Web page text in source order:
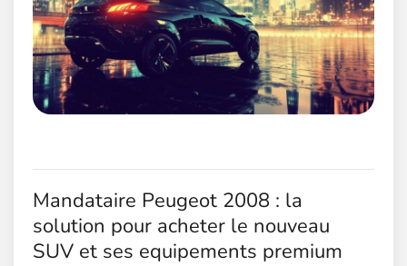
Mandataire Peugeot 2008 : la
solution pour acheter le nouveau
SUV et ses equipements premium